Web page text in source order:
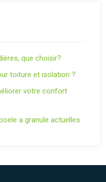
que choisir?
toiture et isolation ?
votre confort
a granule actuelles